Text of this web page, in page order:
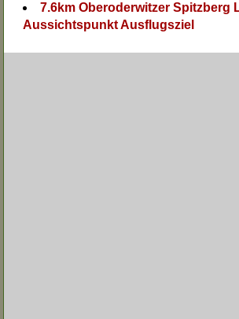
7.6km Oberoderwitzer Spitzberg
Aussichtspunkt Ausflugsziel